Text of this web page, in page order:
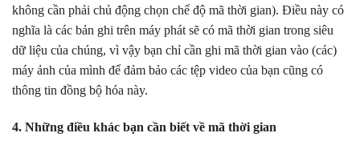
không cần phải chủ động chọn chế độ mã thời gian). Điều này có
nghĩa là các bản ghi trên máy phát sẽ có mã thời gian trong siêu
dữ liệu của chúng, vì vậy bạn chỉ cần ghi mã thời gian vào (các)
máy ảnh của mình để đảm bảo các tệp video của bạn cũng có
thông tin đồng bộ hóa này.
4. Những điều khác bạn cần biết về mã thời gian